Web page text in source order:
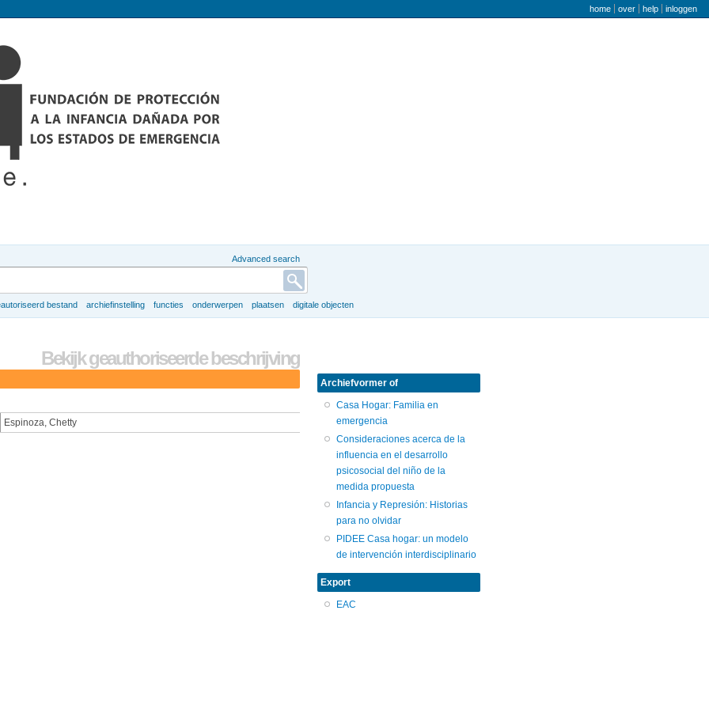
gebruikers menu
home over help inloggen
Advanced search
bestand archiefinstelling functies onderwerpen plaatsen digitale objecten
Bekijk geauthoriseerde beschrijving
Espinoza, Chetty
Archiefvormer of
Casa Hogar: Familia en
emergencia
Consideraciones acerca de la
influencia en el desarrollo
psicosocial del niño de la
medida propuesta
Infancia y Represión: Historias
para no olvidar
PIDEE Casa hogar: un modelo
de intervención interdisciplinario
Export
EAC